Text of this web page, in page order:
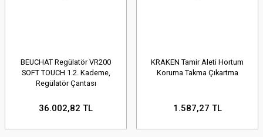
BEUCHAT Regülatör VR200
SOFT TOUCH 1.2. Kademe,
Regülatör Çantası
36.002,82 TL
KRAKEN Tamir Aleti Hortum
Koruma Takma Çıkartma
1.587,27 TL